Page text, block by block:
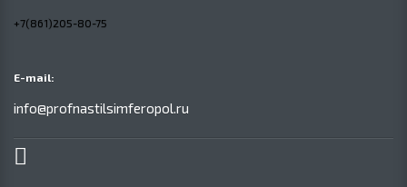
+7(861)205-80-75
E-mail:
info@profnastilsimferopol.ru